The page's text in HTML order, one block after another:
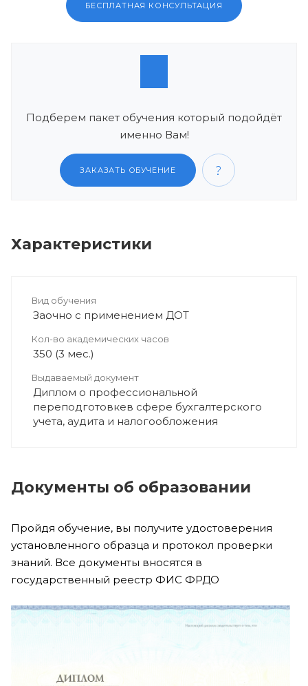
БЕСПЛАТНАЯ КОНСУЛЬТАЦИЯ
Подберем пакет обучения который подойдёт
именно Вам!
ЗАКАЗАТЬ ОБУЧЕНИЕ
Характеристики
Вид обучения
Заочно с применением ДОТ
Кол-во академических часов
350 (3 мес.)
Выдаваемый документ
Диплом о профессиональной
переподготовкев сфере бухгалтерского
учета, аудита и налогообложения
Документы об образовании
Пройдя обучение, вы получите удостоверения
установленного образца и протокол проверки
знаний. Все документы вносятся в
государственный реестр ФИС ФРДО